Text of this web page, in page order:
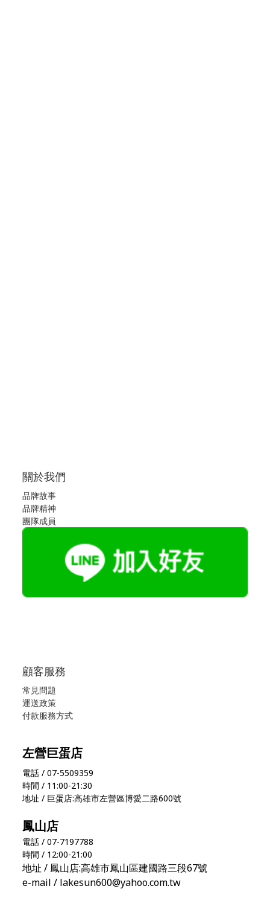
關於我們
品牌故事
品牌精神
團隊成員
顧客服務
常見問題
運送政策
付款服務方式
左營巨蛋店
電話 / 07-5509359
時間 / 11:00-21:30
地址 / 巨蛋店:高雄市左營區博愛二路600號
鳳山店
電話 / 07-7197788
時間 / 12:00-21:00
地址 / 鳳山店:高雄市鳳山區建國路三段67號
e-mail / lakesun600@yahoo.com.tw